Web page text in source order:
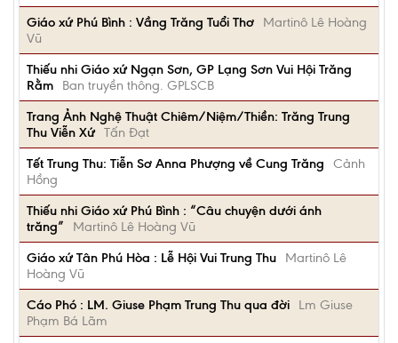
Giáo xứ Phú Bình : Vầng Trăng Tuổi Thơ
Martinô Lê Hoàng
Vũ
Thiếu nhi Giáo xứ Ngạn Sơn, GP Lạng Sơn Vui Hội Trăng
Rằm
Ban truyền thông. GPLSCB
Trang Ảnh Nghệ Thuật Chiêm/Niệm/Thiền: Trăng Trung
Thu Viễn Xứ Tấn Đạt
Tết Trung Thu: Tiễn Sơ Anna Phượng về Cung Trăng
Cảnh
Hồng
Thiếu nhi Giáo xứ Phú Bình : “Câu chuyện dưới ánh
trăng”
Martinô Lê Hoàng Vũ
Giáo xứ Tân Phú Hòa : Lễ Hội Vui Trung Thu
Martinô Lê
Hoàng Vũ
Cáo Phó : LM. Giuse Phạm Trung Thu qua đời
Lm Giuse
Phạm Bá Lãm